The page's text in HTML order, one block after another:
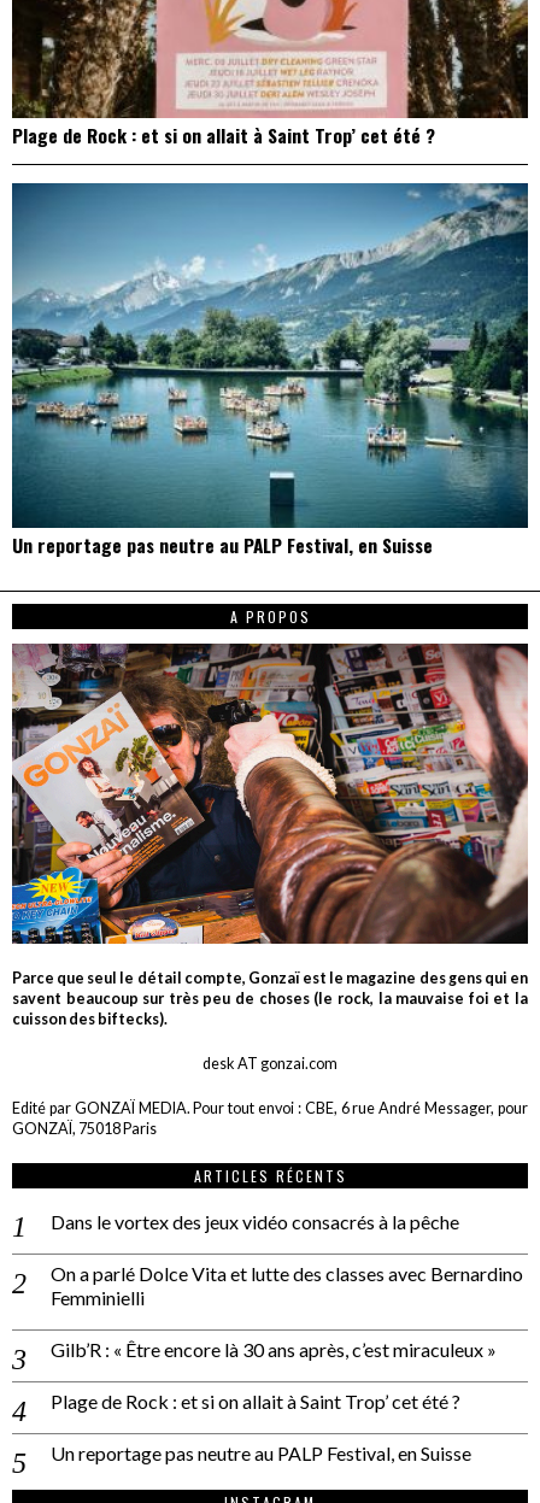
Plage de Rock : et si on allait à Saint Trop’ cet été ?
Un reportage pas neutre au PALP Festival, en Suisse
A PROPOS
Parce que seul le détail compte, Gonzaï est le magazine des gens qui en
savent beaucoup sur très peu de choses (le rock, la mauvaise foi et la
cuisson des biftecks).
desk AT gonzai.com
Edité par GONZAÏ MEDIA. Pour tout envoi : CBE, 6 rue André Messager, pour
GONZAÏ, 75018 Paris
ARTICLES RÉCENTS
Dans le vortex des jeux vidéo consacrés à la pêche
On a parlé Dolce Vita et lutte des classes avec Bernardino
Femminielli
Gilb’R : « Être encore là 30 ans après, c’est miraculeux »
Plage de Rock : et si on allait à Saint Trop’ cet été ?
Un reportage pas neutre au PALP Festival, en Suisse